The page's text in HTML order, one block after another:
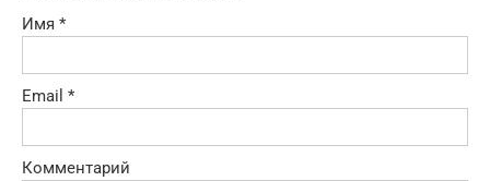
Имя *
Email *
Комментарий